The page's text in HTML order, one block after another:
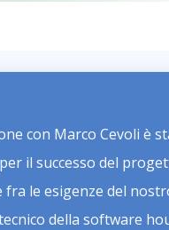
con Marco Cevoli è
il successo del
le esigenze del
della software